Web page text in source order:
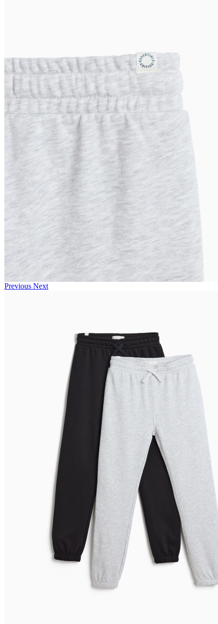
Previous Next